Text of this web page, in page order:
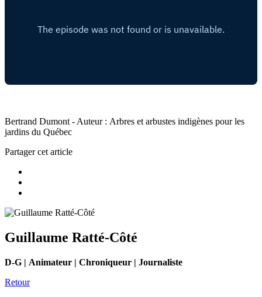
Bertrand Dumont - Auteur : Arbres et arbustes indigènes pour les
jardins du Québec
Partager cet article
Guillaume Ratté-Côté
D-G | Animateur | Chroniqueur | Journaliste
Retour